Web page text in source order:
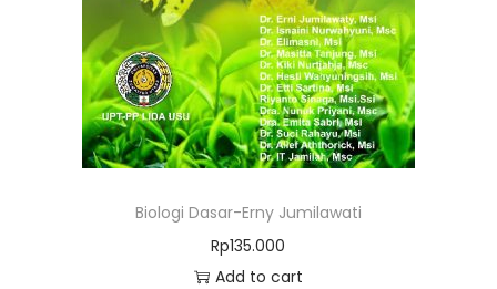
Biologi Dasar-Erny Jumilawati
Rp135.000
Add to cart